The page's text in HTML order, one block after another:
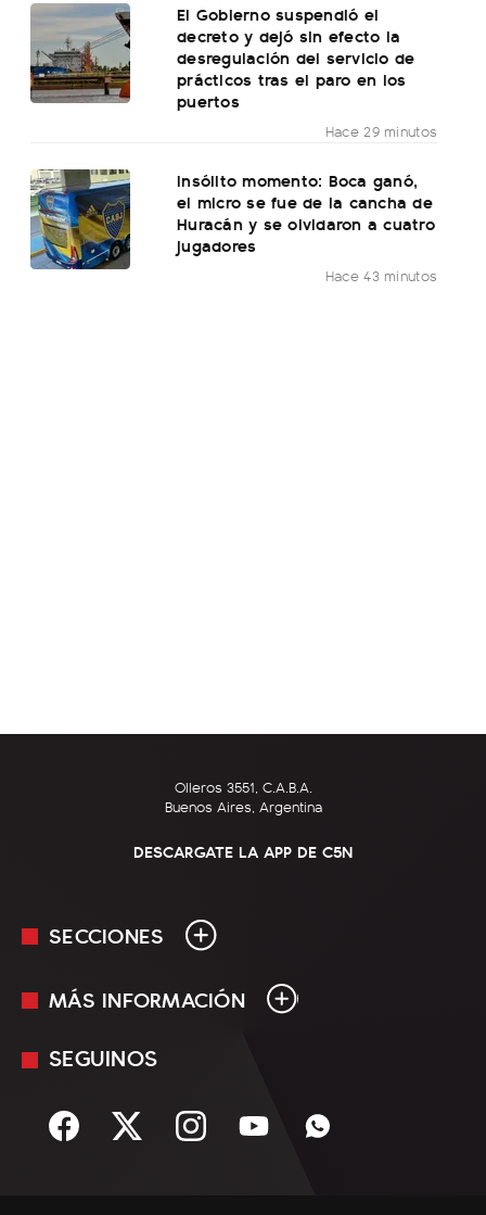
El Gobierno suspendió el
decreto y dejó sin efecto la
desregulación del servicio de
prácticos tras el paro en los
puertos
Hace 29 minutos
Insólito momento: Boca ganó,
el micro se fue de la cancha de
Huracán y se olvidaron a cuatro
jugadores
Hace 43 minutos
Olleros 3551, C.A.B.A.
Buenos Aires, Argentina
DESCARGATE LA APP DE C5N
SECCIONES
En Vivo
Sociedad
MÁS INFORMACIÓN
Mediakit
Términos y condiciones
SEGUINOS